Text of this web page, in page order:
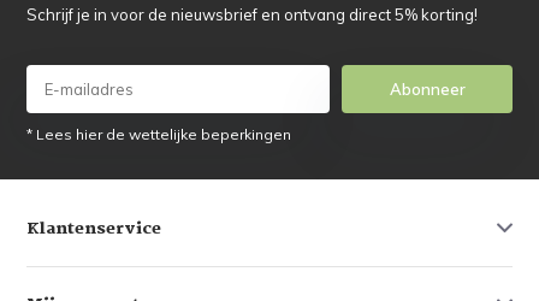
Schrijf je in voor de nieuwsbrief en ontvang direct 5% korting!
Abonneer
* Lees hier de wettelijke beperkingen
Klantenservice